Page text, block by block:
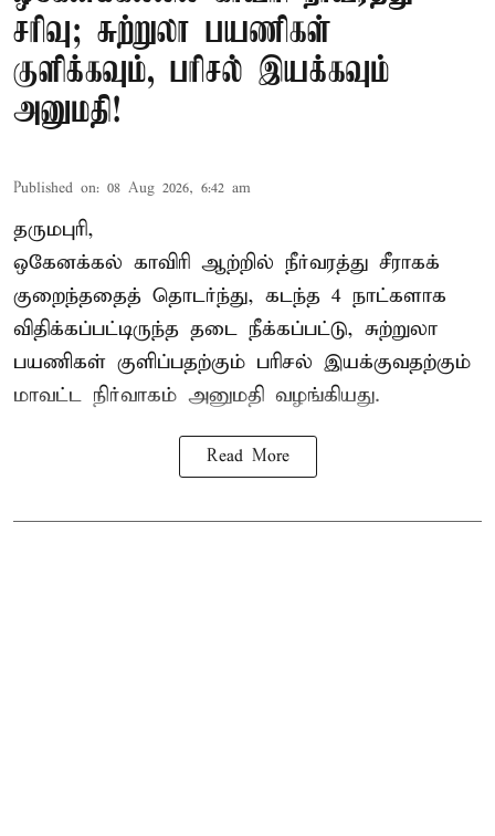
சரிவு; சுற்றுலா பயணிகள்
குளிக்கவும், பரிசல் இயக்கவும்
அனுமதி!
Published on: 08 Aug 2026, 6:42 am
தருமபுரி,
ஒகேனக்கல் காவிரி ஆற்றில் நீர்வரத்து சீராகக்
குறைந்ததைத் தொடர்ந்து, கடந்த 4 நாட்களாக
விதிக்கப்பட்டிருந்த தடை நீக்கப்பட்டு, சுற்றுலா
பயணிகள் குளிப்பதற்கும் பரிசல் இயக்குவதற்கும்
மாவட்ட நிர்வாகம் அனுமதி வழங்கியது.
Read More